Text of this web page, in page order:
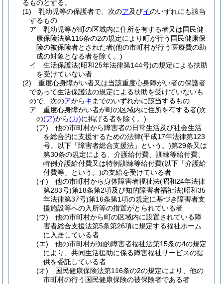
るものとする。
(1)
乳幼児等の保護者で、次のア及びイのいずれにも該当
するもの
ア
乳幼児等が町の区域内に住所を有する者又は国民健
康保険法第116条の2の規定により町が行う国民健康保
険の被保険者とされた者(他の市町村が行う医療費の助
成の対象となる者を除く。)
イ
生活保護法(昭和25年法律第144号)の規定による扶助
を受けていない者
(2)
重度心身障がい者又は当該重度心身障がい者の保護者
であって生活保護法の規定による扶助を受けていないも
ので、次のアからキ までのいずれかに該当するもの
ア
重度心身障がい者が町の区域内に住所を有する者(次
の(ア)から(カ)に掲げる者を除く。)
(ア)
他の市町村から障害者の日常生活及び社会生活
を総合的に支援するための法律(平成17年法律第123
号。以下「障害者総合支援法」という。)第29条又は
第30条の規定による、介護給付費、訓練等給付費、
特例介護給付費又は特例訓練等給付費(以下「介護給
付費等」という。)の支給を受けている者
(イ)
他の市町村から身体障害者福祉法(昭和24年法律
第283号)第18条第2項及び知的障害者福祉法(昭和35
年法律第37号)第16条第1項の規定に基づき障害者支
援施設等への入所等の措置がとられている者
(ウ)
他の市町村から町の区域内に設置されている障
害者総合支援法第5条第26項に規定する福祉ホーム
に入居している者
(エ)
他の市町村が知的障害者福祉法第15条の4の規定
により、共同生活援助に係る障害福祉サービスの提
供を委託している者
(オ)
国民健康保険法第116条の2の規定により、他の
市町村の行う国民健康保険の被保険者である者